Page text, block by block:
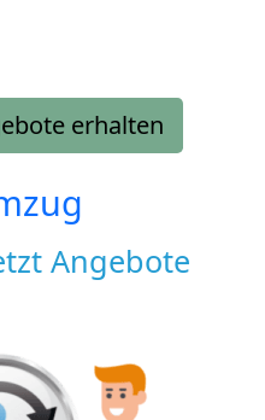
erhalten
Angebote